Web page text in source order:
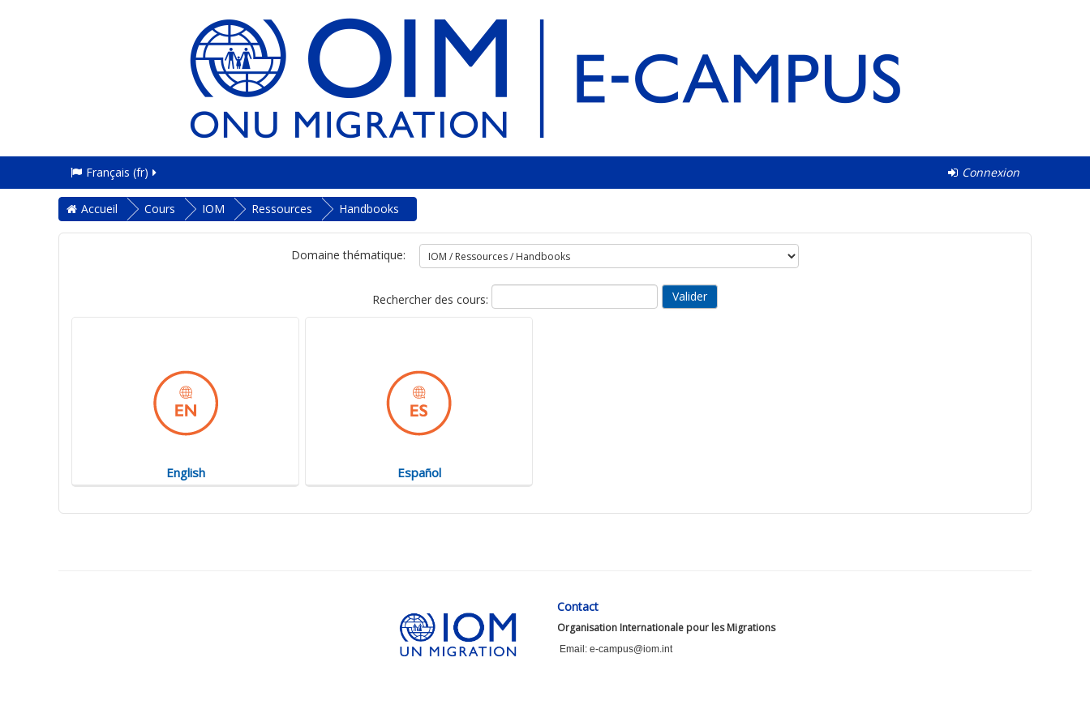
Connexion
Français ‎(fr)‎
Accueil Cours IOM Ressources Handbooks
Domaine thématique:
Rechercher des cours:
English Español
Contact
Organisation Internationale pour les Migrations
Email: e-campus@iom.int